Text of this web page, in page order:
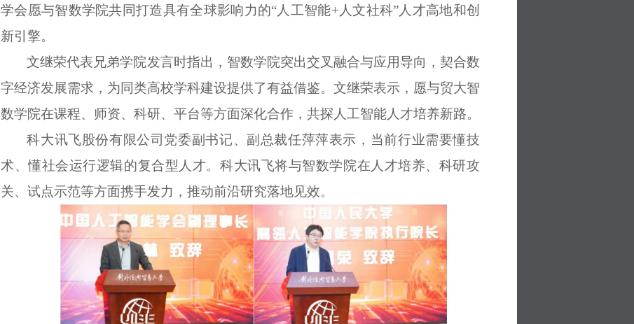
学会愿与智数学院共同打造具有全球影响力的“人工智能+人文社科”人才高地和创
新引擎。
文继荣代表 兄弟学院发言时指出，智数学院突出交叉融合与应用导向，契合数
字经济发展需求，为同类高校学科建设提供了有益借鉴。文继荣表示，愿与贸大智
数学院在课程、师资、科研、平台等方面深化合作，共探人工智能人才培养新路。
科大讯飞股份有限公司党委副书记、副总裁任萍萍表示，当前行业需要懂技
术、懂社会运行逻辑的复合型人才。 科大讯飞将与智数学院在人才培养、科研攻
关、试点示范等方面携手发力，推动前沿研究落地见效。